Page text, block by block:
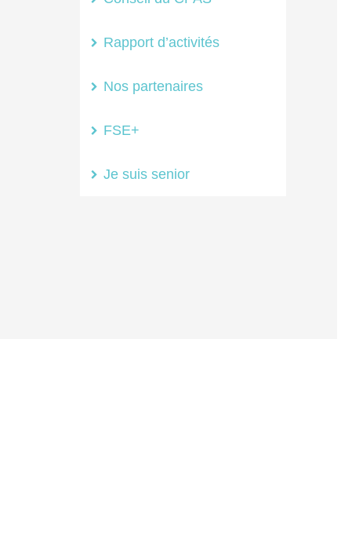
Rapport d’activités
Nos partenaires
FSE+
Je suis senior